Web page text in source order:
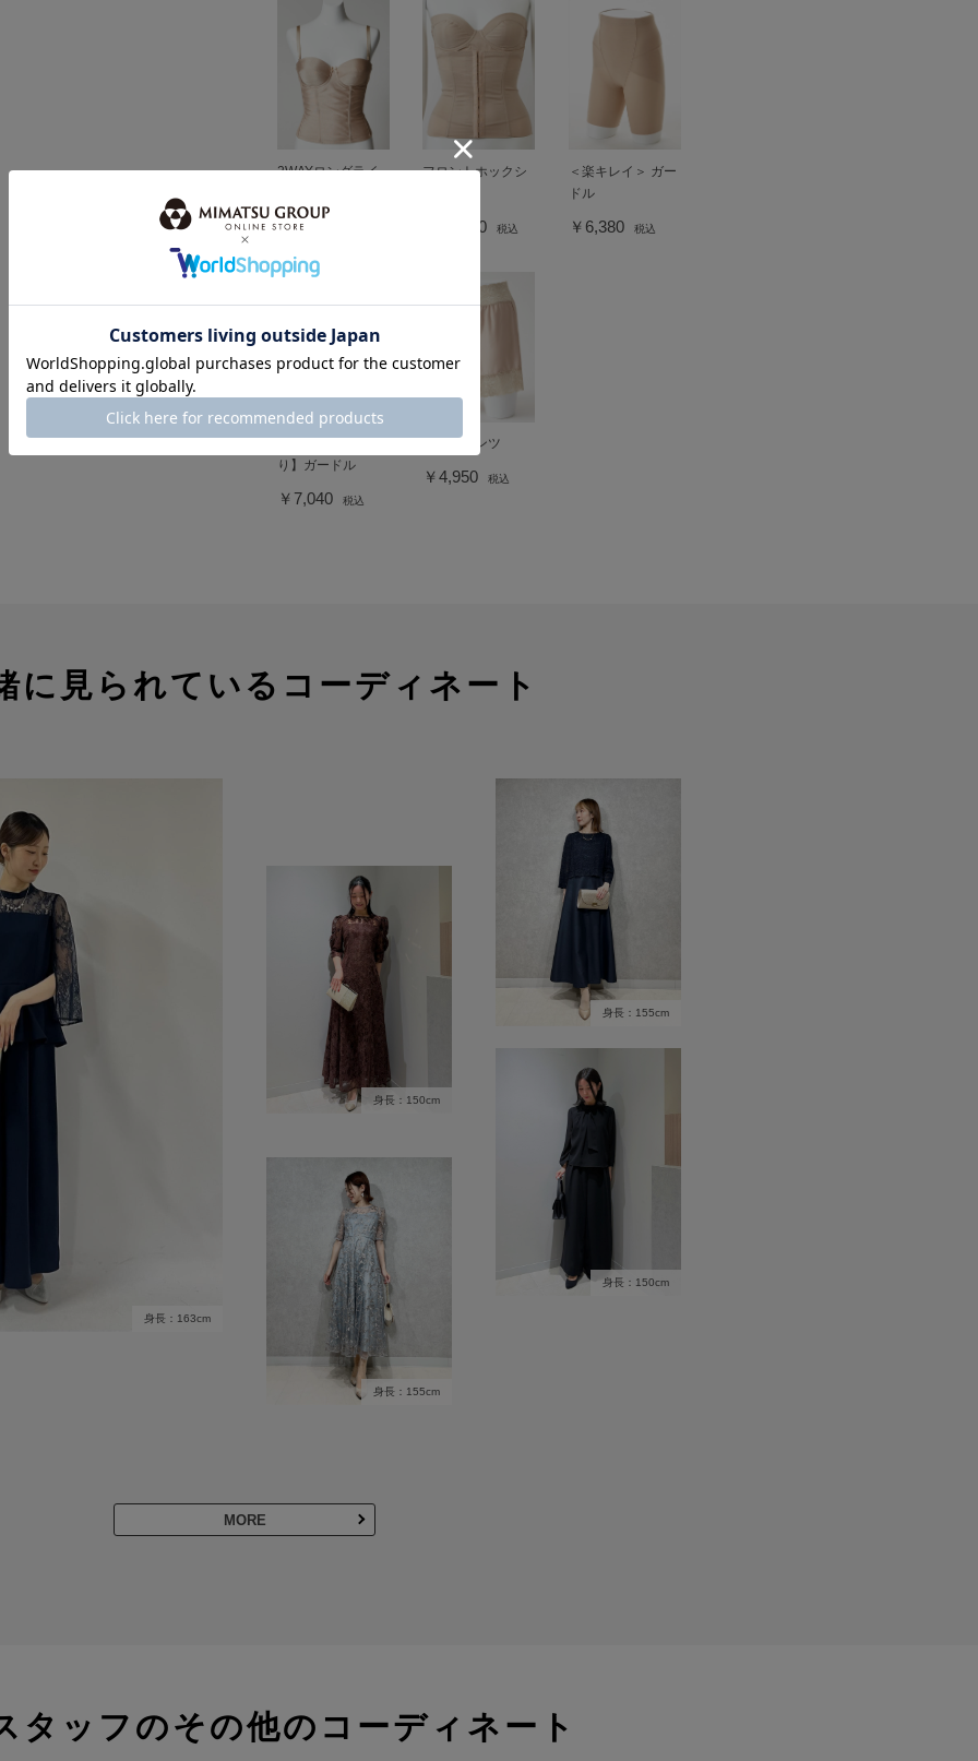
2WAYロングライ
￥16,500
フロントホックシ
￥14,850 税込
＜楽キレイ＞ ガー
ドル
￥6,380 税込
り】ガードル
￥7,040 税込
タップパンツ
￥4,950 税込
に見られているコーディネート
身長：163cm
身長：150cm
身長：155cm
身長：155cm
身長：150cm
MORE
タッフのその他のコーディネート